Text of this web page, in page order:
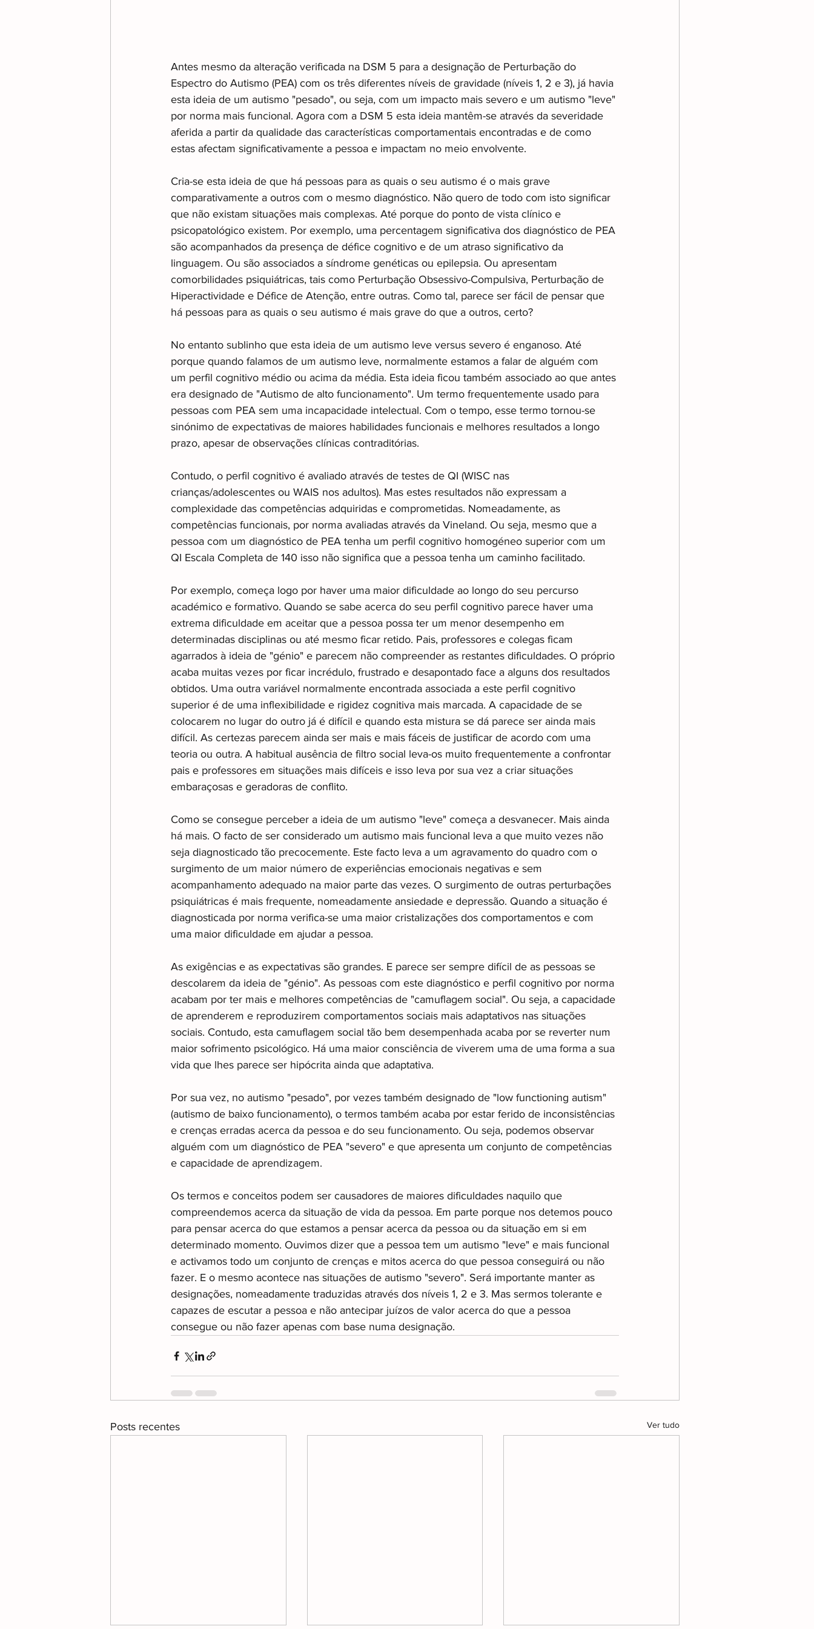
Antes mesmo da alteração verificada na DSM 5 para a designação de Perturbação do
Espectro do Autismo (PEA) com os três diferentes níveis de gravidade (níveis 1, 2 e 3), já havia
esta ideia de um autismo "pesado", ou seja, com um impacto mais severo e um autismo "leve"
por norma mais funcional. Agora com a DSM 5 esta ideia mantêm-se através da severidade
aferida a partir da qualidade das características comportamentais encontradas e de como
estas afectam significativamente a pessoa e impactam no meio envolvente.
Cria-se esta ideia de que há pessoas para as quais o seu autismo é o mais grave
comparativamente a outros com o mesmo diagnóstico. Não quero de todo com isto significar
que não existam situações mais complexas. Até porque do ponto de vista clínico e
psicopatológico existem. Por exemplo, uma percentagem significativa dos diagnóstico de PEA
são acompanhados da presença de défice cognitivo e de um atraso significativo da
linguagem. Ou são associados a síndrome genéticas ou epilepsia. Ou apresentam
comorbilidades psiquiátricas, tais como Perturbação Obsessivo-Compulsiva, Perturbação de
Hiperactividade e Défice de Atenção, entre outras. Como tal, parece ser fácil de pensar que
há pessoas para as quais o seu autismo é mais grave do que a outros, certo?
No entanto sublinho que esta ideia de um autismo leve versus severo é enganoso. Até
porque quando falamos de um autismo leve, normalmente estamos a falar de alguém com
um perfil cognitivo médio ou acima da média. Esta ideia ficou também associado ao que antes
era designado de "Autismo de alto funcionamento". Um termo frequentemente usado para
pessoas com PEA sem uma incapacidade intelectual. Com o tempo, esse termo tornou-se
sinónimo de expectativas de maiores habilidades funcionais e melhores resultados a longo
prazo, apesar de observações clínicas contraditórias.
Contudo, o perfil cognitivo é avaliado através de testes de QI (WISC nas
crianças/adolescentes ou WAIS nos adultos). Mas estes resultados não expressam a
complexidade das competências adquiridas e comprometidas. Nomeadamente, as
competências funcionais, por norma avaliadas através da Vineland. Ou seja, mesmo que a
pessoa com um diagnóstico de PEA tenha um perfil cognitivo homogéneo superior com um
QI Escala Completa de 140 isso não significa que a pessoa tenha um caminho facilitado.
Por exemplo, começa logo por haver uma maior dificuldade ao longo do seu percurso
académico e formativo. Quando se sabe acerca do seu perfil cognitivo parece haver uma
extrema dificuldade em aceitar que a pessoa possa ter um menor desempenho em
determinadas disciplinas ou até mesmo ficar retido. Pais, professores e colegas ficam
agarrados à ideia de "génio" e parecem não compreender as restantes dificuldades. O próprio
acaba muitas vezes por ficar incrédulo, frustrado e desapontado face a alguns dos resultados
obtidos. Uma outra variável normalmente encontrada associada a este perfil cognitivo
superior é de uma inflexibilidade e rigidez cognitiva mais marcada. A capacidade de se
colocarem no lugar do outro já é difícil e quando esta mistura se dá parece ser ainda mais
difícil. As certezas parecem ainda ser mais e mais fáceis de justificar de acordo com uma
teoria ou outra. A habitual ausência de filtro social leva-os muito frequentemente a confrontar
pais e professores em situações mais difíceis e isso leva por sua vez a criar situações
embaraçosas e geradoras de conflito.
Como se consegue perceber a ideia de um autismo "leve" começa a desvanecer. Mais ainda
há mais. O facto de ser considerado um autismo mais funcional leva a que muito vezes não
seja diagnosticado tão precocemente. Este facto leva a um agravamento do quadro com o
surgimento de um maior número de experiências emocionais negativas e sem
acompanhamento adequado na maior parte das vezes. O surgimento de outras perturbações
psiquiátricas é mais frequente, nomeadamente ansiedade e depressão. Quando a situação é
diagnosticada por norma verifica-se uma maior cristalizações dos comportamentos e com
uma maior dificuldade em ajudar a pessoa.
As exigências e as expectativas são grandes. E parece ser sempre difícil de as pessoas se
descolarem da ideia de "génio". As pessoas com este diagnóstico e perfil cognitivo por norma
acabam por ter mais e melhores competências de "camuflagem social". Ou seja, a capacidade
de aprenderem e reproduzirem comportamentos sociais mais adaptativos nas situações
sociais. Contudo, esta camuflagem social tão bem desempenhada acaba por se reverter num
maior sofrimento psicológico. Há uma maior consciência de viverem uma de uma forma a sua
vida que lhes parece ser hipócrita ainda que adaptativa.
Por sua vez, no autismo "pesado", por vezes também designado de "low functioning autism"
(autismo de baixo funcionamento), o termos também acaba por estar ferido de inconsistências
e crenças erradas acerca da pessoa e do seu funcionamento. Ou seja, podemos observar
alguém com um diagnóstico de PEA "severo" e que apresenta um conjunto de competências
e capacidade de aprendizagem.
Os termos e conceitos podem ser causadores de maiores dificuldades naquilo que
compreendemos acerca da situação de vida da pessoa. Em parte porque nos detemos pouco
para pensar acerca do que estamos a pensar acerca da pessoa ou da situação em si em
determinado momento. Ouvimos dizer que a pessoa tem um autismo "leve" e mais funcional
e activamos todo um conjunto de crenças e mitos acerca do que pessoa conseguirá ou não
fazer. E o mesmo acontece nas situações de autismo "severo". Será importante manter as
designações, nomeadamente traduzidas através dos níveis 1, 2 e 3. Mas sermos tolerante e
capazes de escutar a pessoa e não antecipar juízos de valor acerca do que a pessoa
consegue ou não fazer apenas com base numa designação.
Posts recentes Ver tudo